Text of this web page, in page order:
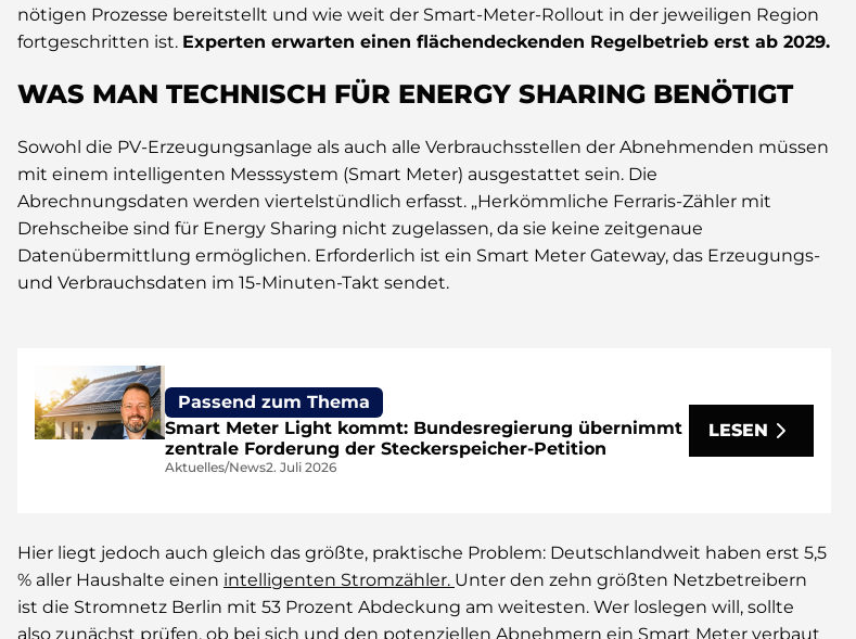
nötigen Prozesse bereitstellt und wie weit der Smart-Meter-Rollout in der jeweiligen Region
fortgeschritten ist. Experten erwarten einen flächendeckenden Regelbetrieb erst ab 2029.
WAS MAN TECHNISCH FÜR ENERGY SHARING BENÖTIGT
Sowohl die PV-Erzeugungsanlage als auch alle Verbrauchsstellen der Abnehmenden müssen
mit einem intelligenten Messsystem (Smart Meter) ausgestattet sein. Die
Abrechnungsdaten werden viertelstündlich erfasst. „Herkömmliche Ferraris-Zähler mit
Drehscheibe sind für Energy Sharing nicht zugelassen, da sie keine zeitgenaue
Datenübermittlung ermöglichen. Erforderlich ist ein Smart Meter Gateway, das Erzeugungs-
und Verbrauchsdaten im 15-Minuten-Takt sendet.
Passend zum Thema
Smart Meter Light kommt: Bundesregierung übernimmt
zentrale Forderung der Steckerspeicher-Petition
Aktuelles/News2. Juli 2026
LESEN
Hier liegt jedoch auch gleich das größte, praktische Problem: Deutschlandweit haben erst 5,5
% aller Haushalte einen intelligenten Stromzähler. Unter den zehn größten Netzbetreibern
ist die Stromnetz Berlin mit 53 Prozent Abdeckung am weitesten. Wer loslegen will, sollte
also zunächst prüfen, ob bei sich und den potenziellen Abnehmern ein Smart Meter verbaut